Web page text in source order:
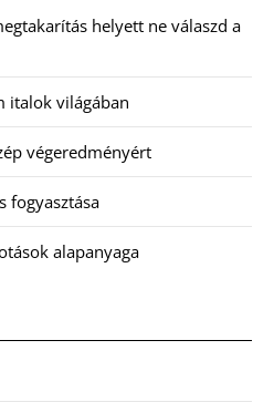
helyett ne válaszd a
italok világában
végeredményért
fogyasztása
alapanyaga